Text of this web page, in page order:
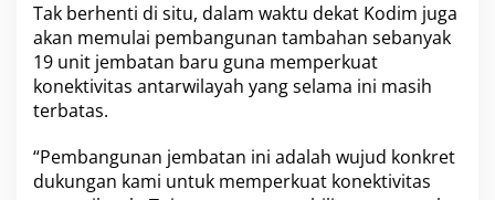
a
O
e
i
r
Tak berhenti di situ, dalam waktu dekat Kodim juga
akan memulai pembangunan tambahan sebanyak
19 unit jembatan baru guna memperkuat
konektivitas antarwilayah yang selama ini masih
terbatas.
“Pembangunan jembatan ini adalah wujud konkret
dukungan kami untuk memperkuat konektivitas